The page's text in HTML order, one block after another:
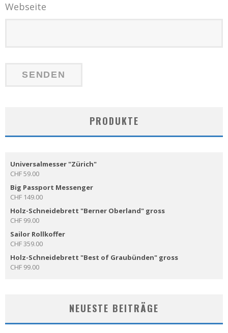
Webseite
PRODUKTE
Universalmesser "Zürich"
CHF59.00
Big Passport Messenger
CHF 149.00
Holz-Schneidebrett "Berner Oberland" gross
CHF 99.00
Sailor Rollkoffer
CHF359.00
Holz-Schneidebrett "Best of Graubünden" gross
CHF 99.00
NEUESTE BEITRÄGE